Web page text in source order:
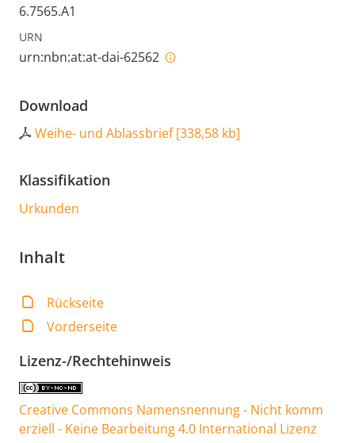
6.7565.A1
URN
urn:nbn:at:at-dai-62562
Download
Weihe- und Ablassbrief[338,58 kb]
Klassifikation
Urkunden
Inhalt
Rückseite
Vorderseite
Lizenz-/Rechtehinweis
Creative Commons Namensnennung - Nicht komm
erziell - Keine Bearbeitung 4.0 International Lizenz